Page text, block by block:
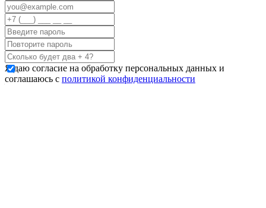
Я даю согласие на обработку персональных данных и
соглашаюсь с политикой конфиденциальности